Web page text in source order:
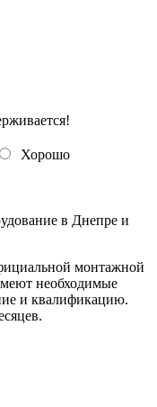
Хорошо
в Днепре и
монтажной
необходимые
и квалификацию.
.